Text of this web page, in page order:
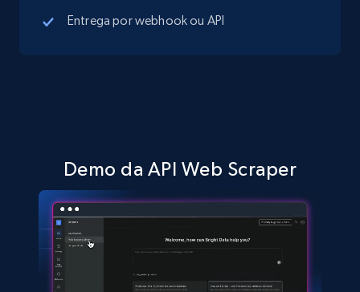
Entrega por webhook ou API
Demo da API Web Scraper